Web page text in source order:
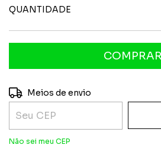
QUANTIDADE
Entregas para o CEP:
Meios de envio
Não sei meu CEP